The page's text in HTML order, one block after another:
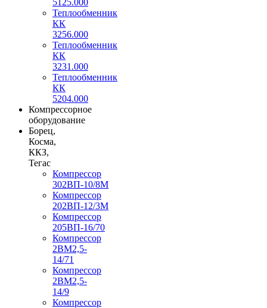
Теплообменник
КК
3256.000
Теплообменник
КК
3231.000
Теплообменник
КК
5204.000
Компрессорное
оборудование
Борец,
Косма,
ККЗ,
Тегас
Компрессор
302ВП-10/8М
Компрессор
202ВП-12/3М
Компрессор
205ВП-16/70
Компрессор
2ВМ2,5-
14/71
Компрессор
2ВМ2,5-
14/9
Компрессор